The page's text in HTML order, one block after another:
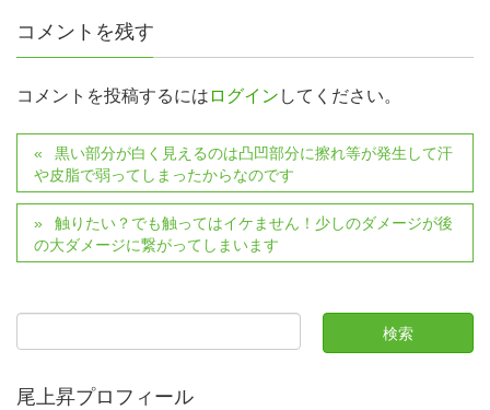
コメントを残す
コメントを投稿するには ログイン してください。
黒い部分が白く見えるのは凸凹部分に擦れ等が発生して汗
や皮脂で弱ってしまったからなのです
触りたい？でも触ってはイケません！少しのダメージが後
の大ダメージに繋がってしまいます
尾上昇プロフィール